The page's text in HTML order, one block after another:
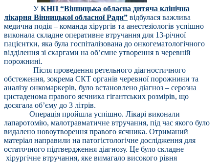
УКНП “Вінницька обласна дитяча клінічна
лікарня Вінницької обласної Ради” відбулася важлива
медична подія – команда хірургів та анестезіологів успішно
виконала складне оперативне втручання для 13-річної
пацієнтки, яка була госпіталізована до онкогематологічного
відділення зі скаргами на об’ємне утворення в черевній
порожнині.
Після проведення ретельного діагностичного
обстеження, зокрема СКТ органів черевної порожнини та
аналізу онкомаркерів, було встановлено діагноз – серозна
цистаденома правого яєчника гігантських розмірів, що
досягала об’єму до 3 літрів.
Операція пройшла успішно. Лікарі виконали
лапаротомію, малотравматичне втручання, під час якого було
видалено новоутворення правого яєчника. Отриманий
матеріал направили на патогістологічне дослідження для
остаточного підтвердження діагнозу. Це було складне
хірургічне втручання, яке вимагало високого рівня